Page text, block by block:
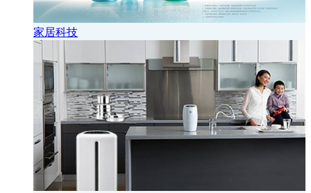
家居科技